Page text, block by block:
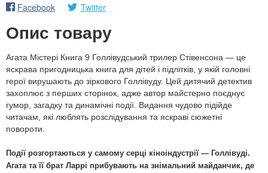
Facebook Twitter
Опис товару
Агата Містері Книга 9 Голлівудський трилер Стівенсона — це
яскрава пригодницька книга для дітей і підлітків, у якій головні
герої вирушають до зіркового Голлівуду. Цей дитячий детектив
захоплює з перших сторінок, адже автор майстерно поєднує
гумор, загадку та динамічні події. Видання чудово підійде
читачам, які люблять розслідування та яскраві сюжетні
повороти.
Події розгортаються у самому серці кіноіндустрії — Голлівуді.
Агата та її брат Ларрі прибувають на знімальний майданчик, де